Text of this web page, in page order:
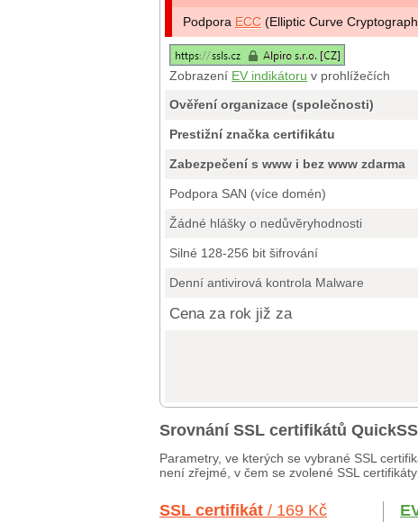
Podpora ECC (Elliptic Curve
Zobrazení EV indikátoru v prohlížečích
Ověření organizace (společnosti)
Prestižní značka certifikátu
Zabezpečení s www i bez www zdarma
Podpora SAN (více domén)
Žádné hlášky o nedůvěryhodnosti
Silné 128-256 bit šifrování
Denní antivirová kontrola Malware
Cena za rok již za
Srovnání SSL certifikátů
Parametry, ve kterých se vybrané SSL
není zřejmé, v čem se zvolené SSL
SSL certifikát / 169 Kč